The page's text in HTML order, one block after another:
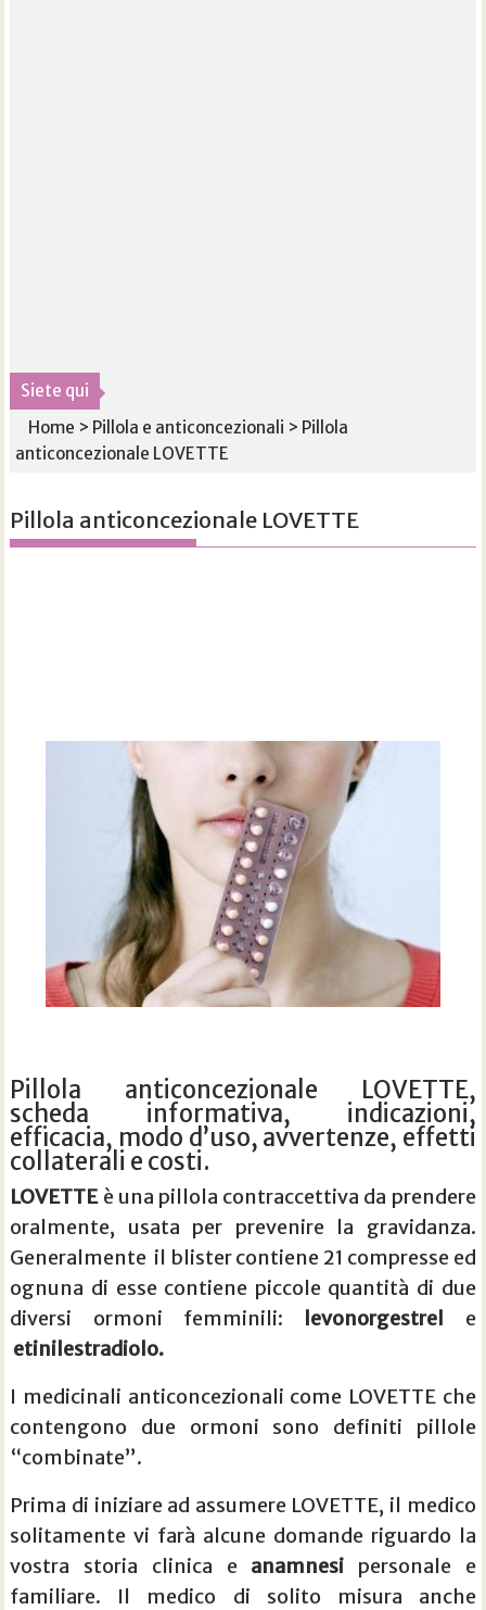
Siete qui
Home > Pillola e anticoncezionali > Pillola
anticoncezionale LOVETTE
Pillola anticoncezionale LOVETTE
Pillola anticoncezionale LOVETTE,
scheda informativa, indicazioni,
efficacia, modo d’uso, avvertenze, effetti
collaterali e costi.
LOVETTE è una pillola contraccettiva da prendere
oralmente, usata per prevenire la gravidanza.
Generalmente il blister contiene 21 compresse ed
ognuna di esse contiene piccole quantità di due
diversi ormoni femminili: levonorgestrel e
etinilestradiolo.
I medicinali anticoncezionali come LOVETTE che
contengono due ormoni sono definiti pillole
“combinate”.
Prima di iniziare ad assumere LOVETTE, il medico
solitamente vi farà alcune domande riguardo la
vostra storia clinica e anamnesi personale e
familiare. Il medico di solito misura anche